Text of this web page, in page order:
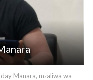
Manara, mzaliwa wa